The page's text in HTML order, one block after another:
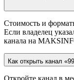
Стоимость и
Если владелец
канала на
Как открыть канал
Откройте канал в